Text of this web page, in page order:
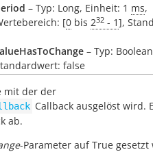
– Typ: Long, Einheit: 1 ms,
[0 bis 232 - 1],
– Typ:
false
mit der der
Callback ausgelöst wird.
ab.
-Parameter auf True gesetzt